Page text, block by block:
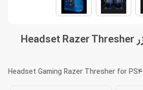
هدست گیمینگ ریزر Headset Razer Thresher
Headset Gaming Razer Thresher for PS4